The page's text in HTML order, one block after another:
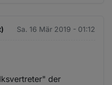
Sa. 16 Mär 2019 - 01:12
der